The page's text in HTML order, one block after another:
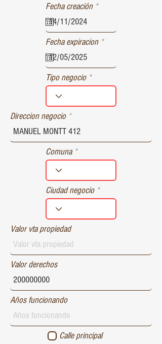
Fecha creación *r
u
i
d
Fecha expiracion *r
u
r
d
Tipo negocio
Direccion negocio
Comuna
Ciudad negocio
Valor vta propiedad
Valor derechos
Años funcionando
Calle principal